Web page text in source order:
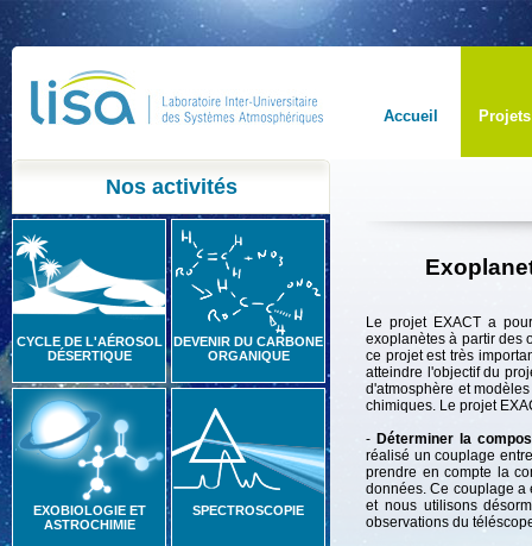
Accueil Projets
Nos activités
CYCLE DE L'AÉROSOL
DÉSERTIQUE
DEVENIR DU CARBONE
ORGANIQUE
EXOBIOLOGIE ET
ASTROCHIMIE
SPECTROSCOPIE
Le projet EXACT a
exoplanètes à partir des
ce projet est très
atteindre l'objectif du
d'atmosphère et
chimiques. Le projet
- Déterminer la
réalisé un couplage
prendre en compte la
données. Ce couplage a
et nous utilisons
observations du